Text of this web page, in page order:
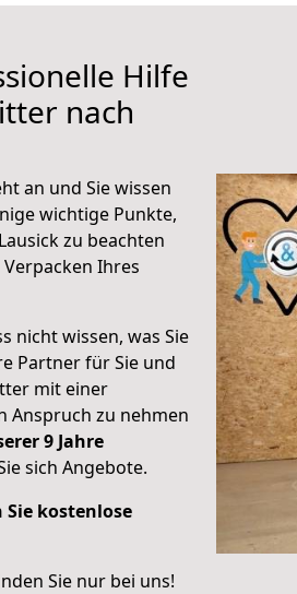
Hilfe
nach
an und Sie wissen
wichtige Punkte,
zu beachten
Ihres
nicht wissen, was Sie
Partner für Sie und
mit einer
Anspruch zu nehmen
9 Jahre
sich Angebote.
kostenlose
Sie nur bei uns!